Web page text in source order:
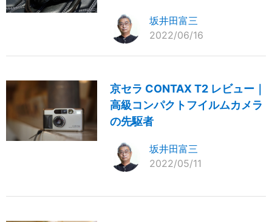
坂井田富三
2022/06/16
京セラ CONTAX T2 レビュー｜
高級コンパクトフイルムカメラ
の先駆者
坂井田富三
2022/05/11